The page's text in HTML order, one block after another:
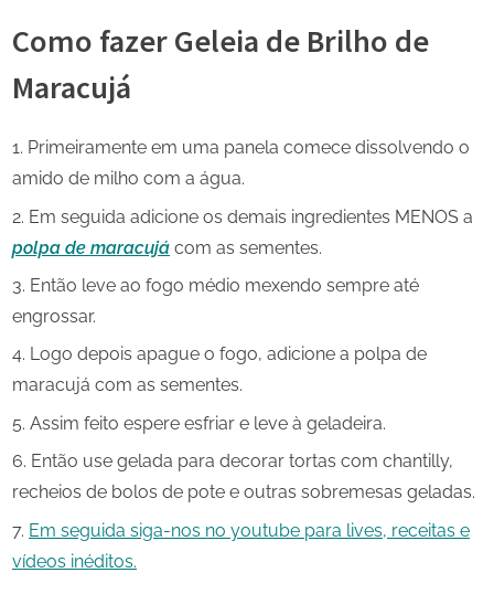
Como fazer Geleia de Brilho de
Maracujá
Primeiramente em uma panela comece dissolvendo o
amido de milho com a água.
Em seguida adicione os demais ingredientes MENOS a
polpa de maracujá com as sementes.
Então leve ao fogo médio mexendo sempre até
engrossar.
Logo depois apague o fogo, adicione a polpa de
maracujá com as sementes.
Assim feito espere esfriar e leve à geladeira.
Então use gelada para decorar tortas com chantilly,
recheios de bolos de pote e outras sobremesas geladas.
Em seguida siga-nos no youtube para lives, receitas e
vídeos inéditos.